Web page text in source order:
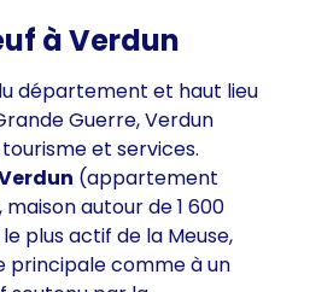
à Verdun
département et haut lieu
Guerre, Verdun
et services.
(appartement
autour de 1 600
plus actif de la Meuse,
principale comme à un